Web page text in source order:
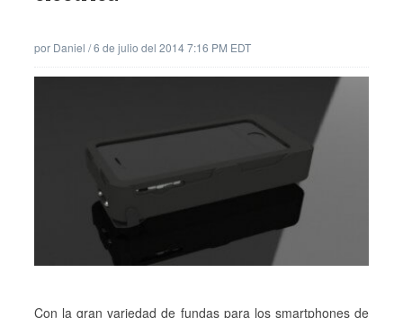
por Daniel /6 de julio del 2014 7:16 PM EDT
Con la gran variedad de fundas para los smartphones de